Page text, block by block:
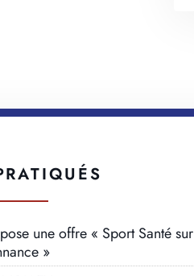
une offre « Sport Santé sur
»